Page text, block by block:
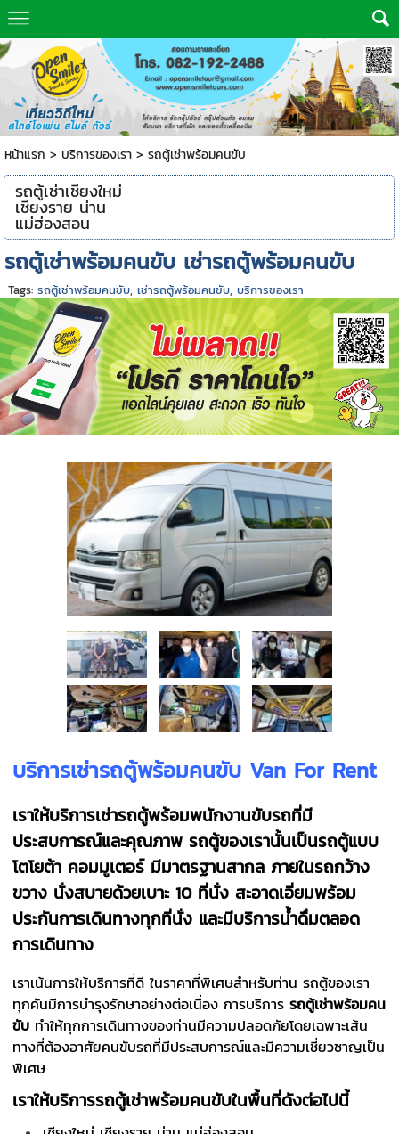
หน้าแรก > บริการของเรา> รถตู้เช่าพร้อมคนขับ
รถตู้เช่าเชียงใหม่
เชียงราย น่าน
แม่ฮ่องสอน
รถตู้เช่าพร้อมคนขับ เช่ารถตู้พร้อมคนขับ
Tags: รถตู้เช่าพร้อมคนขับ, เช่ารถตู้พร้อมคนขับ, บริการของเรา
บริการเช่ารถตู้พร้อมคนขับ Van For Rent
เราให้บริการเช่ารถตู้พร้อมพนักงานขับรถที่มี
ประสบการณ์และคุณภาพ รถตู้ของเรานั้นเป็นรถตู้แบบ
โตโยต้า คอมมูเตอร์ มีมาตรฐานสากล ภายในรถกว้าง
ขวาง นั่งสบายด้วยเบาะ 10 ที่นั่ง สะอาดเอี่ยมพร้อม
ประกันการเดินทางทุกที่นั่ง และมีบริการน้ำดื่มตลอด
การเดินทาง
เราเน้นการให้บริการที่ดี ในราคาที่พิเศษสำหรับท่าน รถตู้ของเรา
ทุกคันมีการบำรุงรักษาอย่างต่อเนื่องการบริการรถตู้เช่าพร้อมคน
ขับ ทำให้ทุกการเดินทางของท่านมีความปลอดภัยโดยเฉพาะเส้น
ทางที่ต้องอาศัยคนขับรถที่มีประสบการณ์และมีความเชี่ยวชาญเป็น
พิเศษ
เราให้บริการรถตู้เช่าพร้อมคนขับในพื้นที่ดังต่อไปนี้